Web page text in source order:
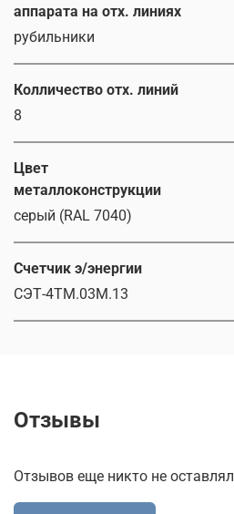
аппарата на отх. линиях
рубильники
Колличество отх. линий
8
Цвет
металлоконструкции
серый (RAL 7040)
Счетчик э/энергии
СЭТ-4ТМ.03М.13
Отзывы
Отзывов еще никто не оставлял